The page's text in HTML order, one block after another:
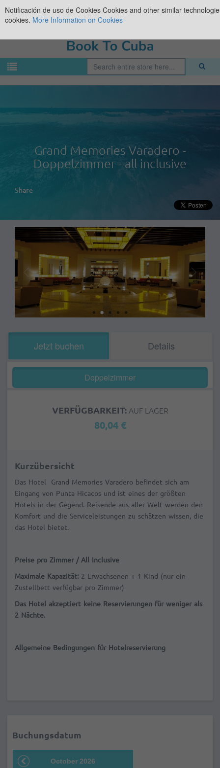
Grand Memories Varadero -
Doppelzimmer - all inclusive
Share
Jetzt buchen Details
Doppelzimmer
VERFÜGBARKEIT:AUF LAGER
80,04 €
Kurzübersicht
Das Hotel Grand Memories Varadero befindet sich am
Eingang von Punta Hicacos und ist eines der größten
Hotels in der Gegend. Reisende aus aller Welt werden den
Komfort und die Serviceleistungen zu schätzen wissen, die
das Hotel bietet.
Preise pro Zimmer / All Inclusive
Maximale Kapazität: 2 Erwachsenen + 1 Kind (nur ein
Zustellbett verfügbar pro Zimmer)
Das Hotel akzeptiert keine Reservierungen für weniger als
2 Nächte.
Allgemeine Bedingungen für Hotelreservierung
Buchungsdatum
October 2026
Notificación de uso de Cookies Cookies and other similar
cookies. More Information on Cookies